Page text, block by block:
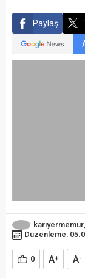
Paylaş
Düzenleme:
0 A+ A-